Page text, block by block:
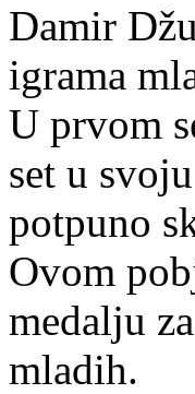
Damir
igrama
U prvom
set u
potpuno
Ovom
medalju
mladih.